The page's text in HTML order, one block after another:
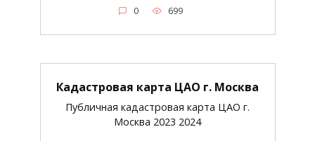
0 699
Кадастровая карта ЦАО г. Москва
Публичная кадастровая карта ЦАО г.
Москва 2023 2024